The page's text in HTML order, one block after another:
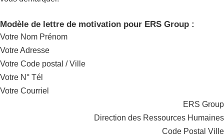
Modèle de lettre de motivation pour ERS Group :
Votre Nom Prénom
Votre Adresse
Votre Code postal / Ville
Votre N° Tél
Votre Courriel
ERS Group
Direction des Ressources Humaines
Code Postal Ville